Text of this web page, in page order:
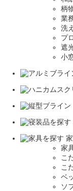
柄
業
洗
プ
遮
小
家
こ
こ
ベ
ソ